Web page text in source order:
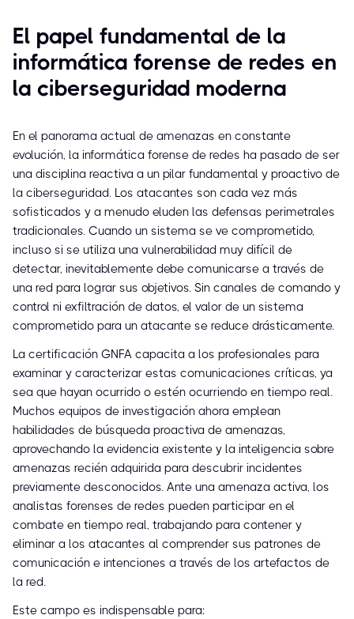
El papel fundamental de la
informática forense de redes en
la ciberseguridad moderna
En el panorama actual de amenazas en constante
evolución, la informática forense de redes ha pasado de ser
una disciplina reactiva a un pilar fundamental y proactivo de
la ciberseguridad. Los atacantes son cada vez más
sofisticados y a menudo eluden las defensas perimetrales
tradicionales. Cuando un sistema se ve comprometido,
incluso si se utiliza una vulnerabilidad muy difícil de
detectar, inevitablemente debe comunicarse a través de
una red para lograr sus objetivos. Sin canales de comando y
control ni exfiltración de datos, el valor de un sistema
comprometido para un atacante se reduce drásticamente.
La certificación GNFA capacita a los profesionales para
examinar y caracterizar estas comunicaciones críticas, ya
sea que hayan ocurrido o estén ocurriendo en tiempo real.
Muchos equipos de investigación ahora emplean
habilidades de búsqueda proactiva de amenazas,
aprovechando la evidencia existente y la inteligencia sobre
amenazas recién adquirida para descubrir incidentes
previamente desconocidos. Ante una amenaza activa, los
analistas forenses de redes pueden participar en el
combate en tiempo real, trabajando para contener y
eliminar a los atacantes al comprender sus patrones de
comunicación e intenciones a través de los artefactos de
la red.
Este campo es indispensable para: